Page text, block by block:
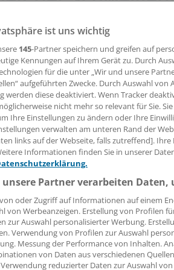
MEDI registriert
Patientenakte. Besonders bei den
ist noch Luft nach oben.
15:29 Uhr
ist uns wichtig
145-Partner speichern und greifen auf
Kennungen auf Ihrem Gerät zu. Durch
für die unter „Wir und unsere
aufgeführten Zwecke. Durch Auswahl
werden diese deaktiviert. Wenn Tracker
nicht mehr so relevant für Sie.
Ihre Einstellungen zu ändern oder Ihre
verwalten am unteren Rand der
links auf der Webseite, falls zutreffend].
Informationen finden Sie in unserer
Partner verarbeiten Daten,
oder Zugriff auf Informationen auf einem
von Werbeanzeigen. Erstellung von Profilen
zur Auswahl personalisierter Werbung.
Verwendung von Profilen zur Auswahl
Messung der Performance von Inhalten.
von Daten aus verschiedenen
reduzierter Daten zur Auswahl